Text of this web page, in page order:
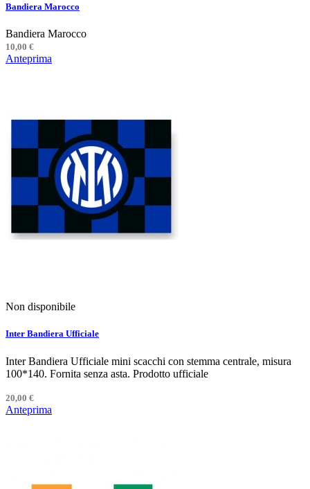
Bandiera Marocco
Bandiera Marocco
10,00 €
Anteprima
Non disponibile
Inter Bandiera Ufficiale
Inter Bandiera Ufficiale mini scacchi con stemma centrale, misura
100*140. Fornita senza asta. Prodotto ufficiale
20,00 €
Anteprima